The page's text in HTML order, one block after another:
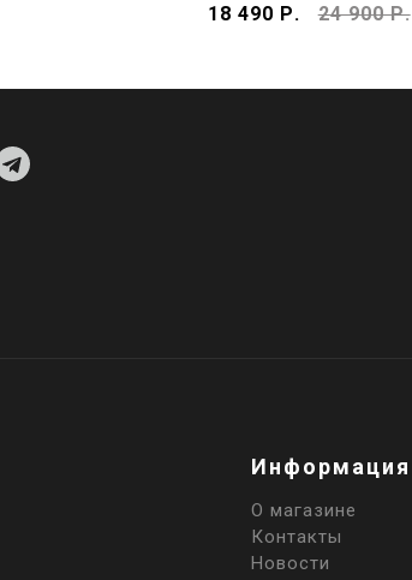
18 490 Р. 24 900 Р.
Информация
О магазине
Контакты
Новости